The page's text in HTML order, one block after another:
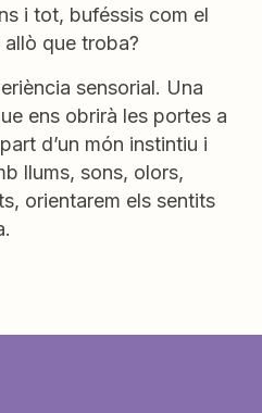
i tot, buféssis com el
que troba?
sensorial. Una
ens obrirà les portes a
d’un món instintiu i
llums, sons, olors,
orientarem els sentits